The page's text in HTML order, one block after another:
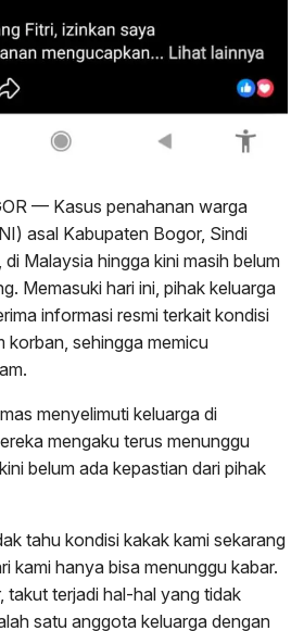
— Kasus penahanan warga
asal Kabupaten Bogor, Sindi
Malaysia hingga kini masih belum
Memasuki hari ini, pihak keluarga
informasi resmi terkait kondisi
korban, sehingga memicu
menyelimuti keluarga di
mengaku terus menunggu
belum ada kepastian dari pihak
tahu kondisi kakak kami sekarang
kami hanya bisa menunggu kabar.
takut terjadi hal-hal yang tidak
satu anggota keluarga dengan